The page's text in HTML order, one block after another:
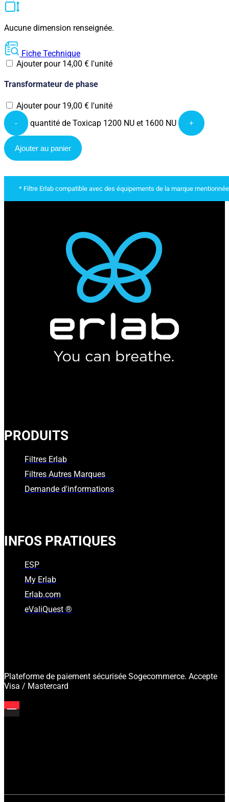
Aucune dimension renseignée.
Fiche Technique
Ajouter pour 14,00 € l'unité
Transformateur de phase
Ajouter pour 19,00 € l'unité
- quantité de Toxicap 1200 NU et 1600 NU +
Ajouter au panier
* Filtre Erlab compatible avec des équipements de la marque
PRODUITS
Filtres Erlab
Filtres Autres Marques
Demande d'informations
INFOS PRATIQUES
ESP
My Erlab
Erlab.com
eValiQuest ®
Plateforme de paiement sécurisée Sogecommerce. Accepte
Visa / Mastercard